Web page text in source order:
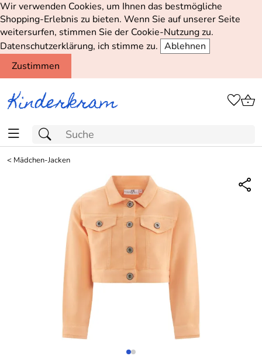
Wir verwenden Cookies, um Ihnen das bestmögliche
Shopping-Erlebnis zu bieten. Wenn Sie auf unserer Seite
weitersurfen, stimmen Sie der Cookie-Nutzung zu.
Datenschutzerklärung, ich stimme zu. Ablehnen
Zustimmen
< Mädchen-Jacken